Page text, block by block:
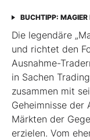
BUCHTIPP: MAGIER
Die legendäre
und richtet den
Ausnahme-
in Sachen
zusammen mit
Geheimnisse der
Märkten der
erzielen. Vom